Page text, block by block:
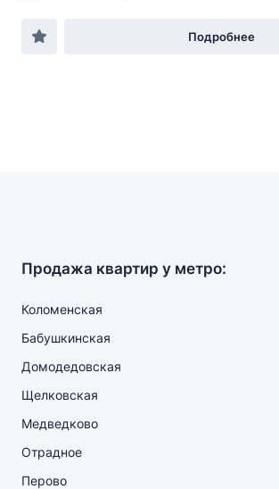
Подробнее
Продажа квартир у метро:
Коломенская
Бабушкинская
Домодедовская
Щелковская
Медведково
Отрадное
Перово